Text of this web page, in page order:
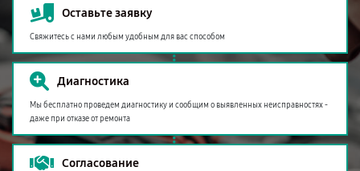
Оставьте заявку
Свяжитесь с нами любым удобным для вас способом
Диагностика
Мы бесплатно проведем диагностику и сообщим о выявленных неисправностях -
даже при отказе от ремонта
Согласование